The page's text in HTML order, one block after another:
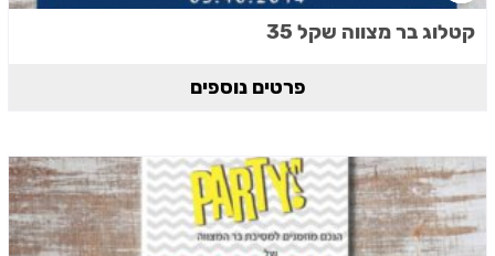
קטלוג בר מצווה שקל 35
פרטים נוספים